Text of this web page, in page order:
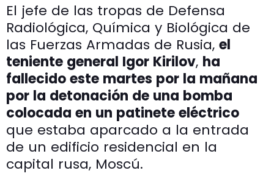
El jefe de las tropas de Defensa
Radiológica, Química y Biológica de
las Fuerzas Armadas de Rusia, el
teniente general Igor Kirilov, ha
fallecido este martes por la mañana
por la detonación de una bomba
colocada en un patinete eléctrico
que estaba aparcado a la entrada
de un edificio residencial en la
capital rusa, Moscú.